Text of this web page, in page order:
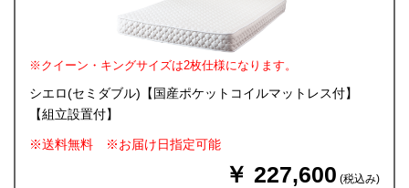
※クイーン・キングサイズは2枚仕様になります。
シエロ(セミダブル)【国産ポケットコイルマットレス付】
【組立設置付】
※送料無料 ※お届け日指定可能
￥ 227,600 (税込み)